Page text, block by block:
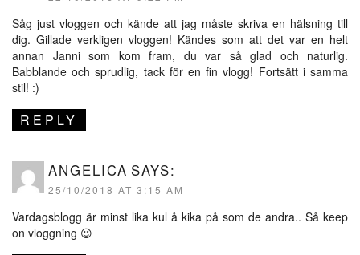
Såg just vloggen och kände att jag måste skriva en hälsning till
dig. Gillade verkligen vloggen! Kändes som att det var en helt
annan Janni som kom fram, du var så glad och naturlig.
Babblande och sprudlig, tack för en fin vlogg! Fortsätt i samma
stil! :)
REPLY
ANGELICA SAYS:
25/10/2018 AT 3:15 AM
Vardagsblogg är minst lika kul å kika på som de andra.. Så keep
on vloggning 😉